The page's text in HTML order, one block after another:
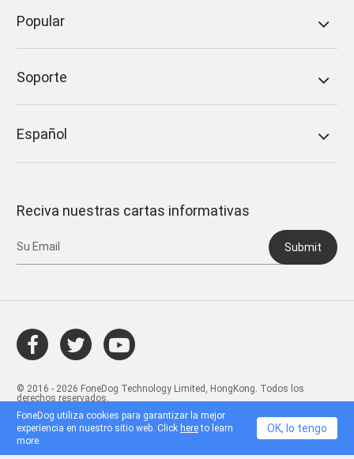
Popular
Soporte
Español
Reciva nuestras cartas informativas
Submit
© 2016 - 2026 FoneDog Technology Limited, HongKong. Todos los
derechos reservados.
FoneDog utiliza cookies para garantizar la mejor
experiencia en nuestro sitio web. Click hereto learn
more.
OK, lo tengo